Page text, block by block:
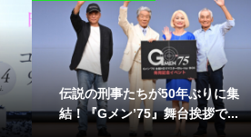
伝説の刑事たちが50年ぶりに集
結！『Gメン’75』舞台挨拶で...